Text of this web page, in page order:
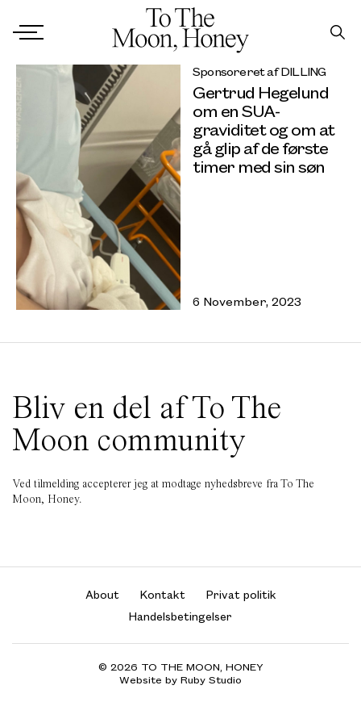
Sponsoreret af DILLING
Gertrud Hegelund
om en SUA-
graviditet og om at
gå glip af de første
timer med sin søn
6 November, 2023
Bliv en del af To The
Moon community
Ved tilmelding accepterer jeg at modtage nyhedsbreve fra To The
Moon, Honey.
About Kontakt
Privat politik
Handelsbetingelser
© 2026 TO THE MOON, HONEY
Website by Ruby Studio